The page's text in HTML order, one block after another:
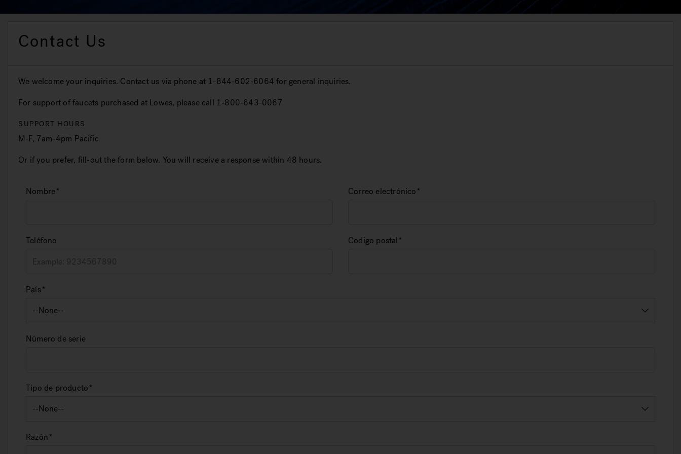
Contact Us
We welcome your inquiries. Contact us via phone at 1-844-602-6064 for general inquiries.
For support of faucets purchased at Lowes, please call 1-800-643-0067
SUPPORT HOURS
M-F, 7am-4pm Pacific
Or if you prefer, fill-out the form below. You will receive a response within 48 hours.
Nombre Correo electrónico
Teléfono Codigo postal
País
Número de serie
Tipo de producto
Razón